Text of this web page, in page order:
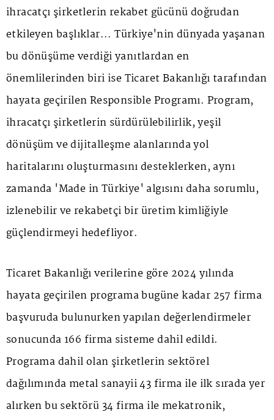
ihracatçı şirketlerin rekabet gücünü doğrudan
etkileyen başlıklar... Türkiye'nin dünyada yaşanan
bu dönüşüme verdiği yanıtlardan en
önemlilerinden biri ise Ticaret Bakanlığı tarafından
hayata geçirilen Responsible Programı. Program,
ihracatçı şirketlerin sürdürülebilirlik, yeşil
dönüşüm ve dijitalleşme alanlarında yol
haritalarını oluşturmasını desteklerken, aynı
zamanda 'Made in Türkiye' algısını daha sorumlu,
izlenebilir ve rekabetçi bir üretim kimliğiyle
güçlendirmeyi hedefliyor.
Ticaret Bakanlığı verilerine göre 2024 yılında
hayata geçirilen programa bugüne kadar 257 firma
başvuruda bulunurken yapılan değerlendirmeler
sonucunda 166 firma sisteme dahil edildi.
Programa dahil olan şirketlerin sektörel
dağılımında metal sanayii 43 firma ile ilk sırada yer
alırken bu sektörü 34 firma ile mekatronik,